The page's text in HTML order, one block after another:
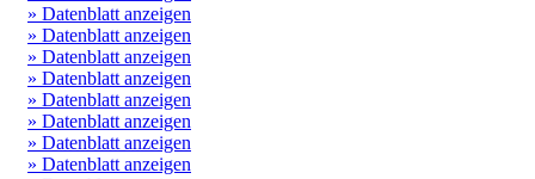
» Datenblatt anzeigen
» Datenblatt anzeigen
» Datenblatt anzeigen
» Datenblatt anzeigen
» Datenblatt anzeigen
» Datenblatt anzeigen
» Datenblatt anzeigen
» Datenblatt anzeigen